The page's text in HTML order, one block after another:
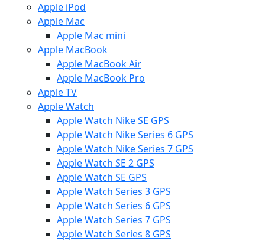
Apple iPod
Apple Mac
Apple Mac mini
Apple MacBook
Apple MacBook Air
Apple MacBook Pro
Apple TV
Apple Watch
Apple Watch Nike SE GPS
Apple Watch Nike Series 6 GPS
Apple Watch Nike Series 7 GPS
Apple Watch SE 2 GPS
Apple Watch SE GPS
Apple Watch Series 3 GPS
Apple Watch Series 6 GPS
Apple Watch Series 7 GPS
Apple Watch Series 8 GPS